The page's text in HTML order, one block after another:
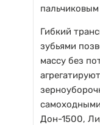
Гибкий
зубьями
массу без
Дон-1500,